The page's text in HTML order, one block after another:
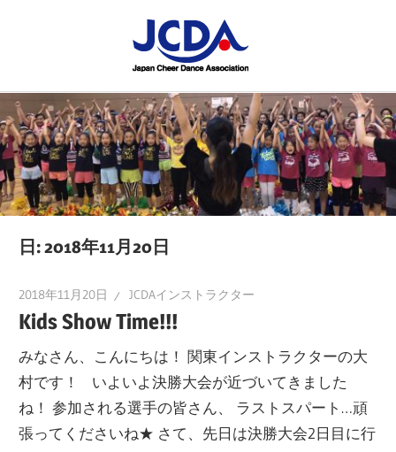
ン
ツ
へ
ス
キ
ッ
STAFF
BLOG
の
講
習
会
や
ベ
ト
レ
ポ
ー
ト
日:2018年11月20日
2018年11月20日 JCDAインストラクター
Kids Show Time!!!
みなさん、こんにちは！ 関東インストラクターの大
村です！ いよいよ決勝大会が近づいてきました
ね！ 参加される選手の皆さん、 ラストスパート…頑
張ってくださいね★ さて、先日は決勝大会2日目に行